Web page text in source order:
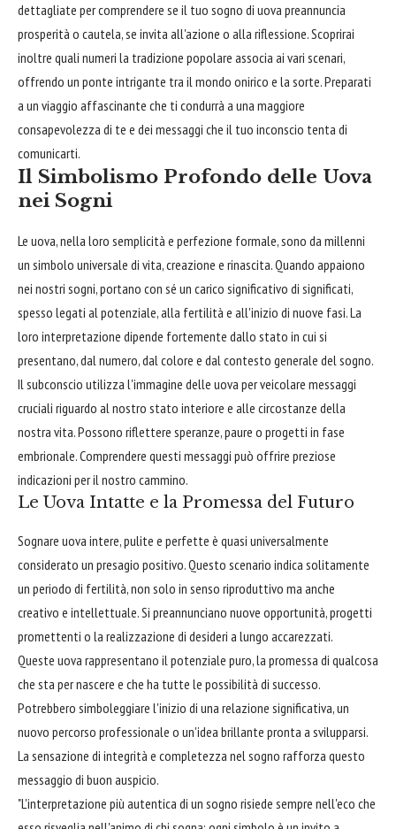
dettagliate per comprendere se il tuo sogno di uova preannuncia
prosperità o cautela, se invita all'azione o alla riflessione. Scoprirai
inoltre quali numeri la tradizione popolare associa ai vari scenari,
offrendo un ponte intrigante tra il mondo onirico e la sorte. Preparati
a un viaggio affascinante che ti condurrà a una maggiore
consapevolezza di te e dei messaggi che il tuo inconscio tenta di
comunicarti.
Il Simbolismo Profondo delle Uova
nei Sogni
Le uova, nella loro semplicità e perfezione formale, sono da millenni
un simbolo universale di vita, creazione e rinascita. Quando appaiono
nei nostri sogni, portano con sé un carico significativo di significati,
spesso legati al potenziale, alla fertilità e all'inizio di nuove fasi. La
loro interpretazione dipende fortemente dallo stato in cui si
presentano, dal numero, dal colore e dal contesto generale del sogno.
Il subconscio utilizza l'immagine delle uova per veicolare messaggi
cruciali riguardo al nostro stato interiore e alle circostanze della
nostra vita. Possono riflettere speranze, paure o progetti in fase
embrionale. Comprendere questi messaggi può offrire preziose
indicazioni per il nostro cammino.
Le Uova Intatte e la Promessa del Futuro
Sognare uova intere, pulite e perfette è quasi universalmente
considerato un presagio positivo. Questo scenario indica solitamente
un periodo di fertilità, non solo in senso riproduttivo ma anche
creativo e intellettuale. Si preannunciano nuove opportunità, progetti
promettenti o la realizzazione di desideri a lungo accarezzati.
Queste uova rappresentano il potenziale puro, la promessa di qualcosa
che sta per nascere e che ha tutte le possibilità di successo.
Potrebbero simboleggiare l'inizio di una relazione significativa, un
nuovo percorso professionale o un'idea brillante pronta a svilupparsi.
La sensazione di integrità e completezza nel sogno rafforza questo
messaggio di buon auspicio.
"L'interpretazione più autentica di un sogno risiede sempre nell'eco che